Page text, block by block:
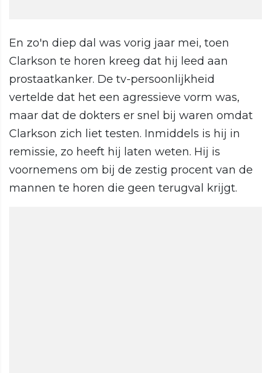
En zo'n diep dal was vorig jaar mei, toen
Clarkson te horen kreeg dat hij leed aan
prostaatkanker. De tv-persoonlijkheid
vertelde dat het een agressieve vorm was,
maar dat de dokters er snel bij waren omdat
Clarkson zich liet testen. Inmiddels is hij in
remissie, zo heeft hij laten weten. Hij is
voornemens om bij de zestig procent van de
mannen te horen die geen terugval krijgt.